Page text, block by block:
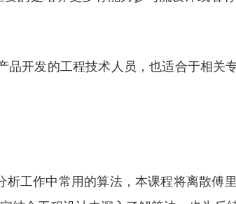
品开发的工程技术人员，也适合于相
工作中常用的算法，本课程将离散